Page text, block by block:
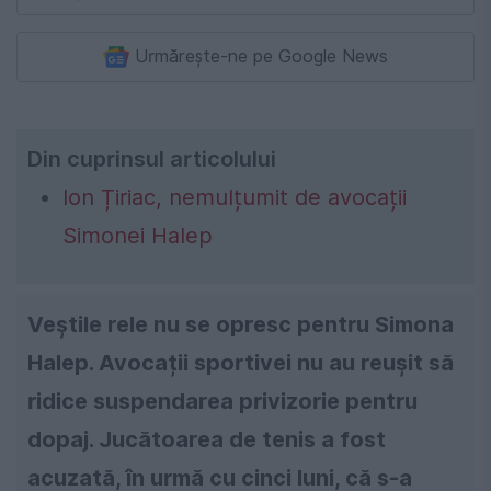
Urmărește-ne pe Google News
Din cuprinsul articolului
Ion Țiriac, nemulțumit de avocații
Simonei Halep
Veștile rele nu se opresc pentru Simona
Halep. Avocații sportivei nu au reușit să
ridice suspendarea privizorie pentru
dopaj. Jucătoarea de tenis a fost
acuzată, în urmă cu cinci luni, că s-a